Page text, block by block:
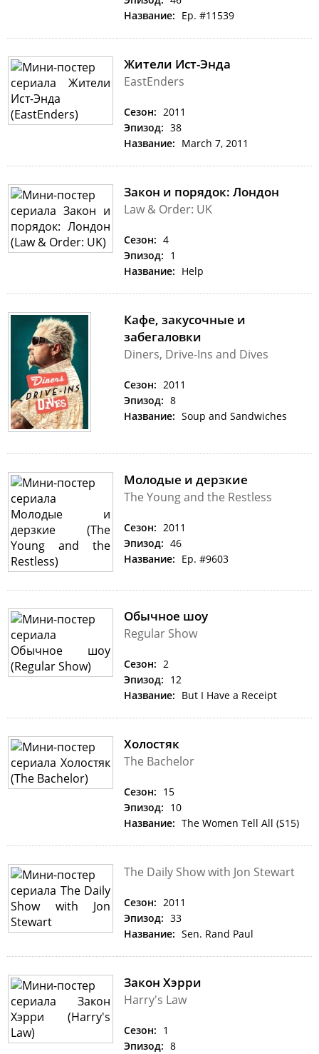
Название: Ep. #11539
Жители Ист-Энда
EastEnders
Сезон: 2011
Эпизод: 38
Название: March 7, 2011
Закон и порядок: Лондон
Law & Order: UK
Сезон: 4
Эпизод: 1
Название: Help
Кафе, закусочные и
забегаловки
Diners, Drive-Ins and Dives
Сезон: 2011
Эпизод: 8
Название: Soup and Sandwiches
Молодые и дерзкие
The Young and the Restless
Сезон: 2011
Эпизод: 46
Название: Ep. #9603
Обычное шоу
Regular Show
Сезон: 2
Эпизод: 12
Название: But I Have a Receipt
Холостяк
The Bachelor
Сезон: 15
Эпизод: 10
Название: The Women Tell All (S15)
The Daily Show with Jon Stewart
Сезон: 2011
Эпизод: 33
Название: Sen. Rand Paul
Закон Хэрри
Harry's Law
Сезон: 1
Эпизод: 8